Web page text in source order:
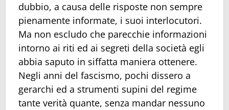
dubbio, a causa delle risposte non sempre
pienamente informate, i suoi interlocutori.
Ma non escludo che parecchie informazioni
intorno ai riti ed ai segreti della società egli
abbia saputo in siffatta maniera ottenere.
Negli anni del fascismo, pochi dissero a
gerarchi ed a strumenti supini del regime
tante verità quante, senza mandar nessuno